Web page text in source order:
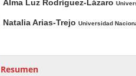
Alma Luz Rodríguez-Lázaro
Natalia Arias-Trejo Universidad
Resumen